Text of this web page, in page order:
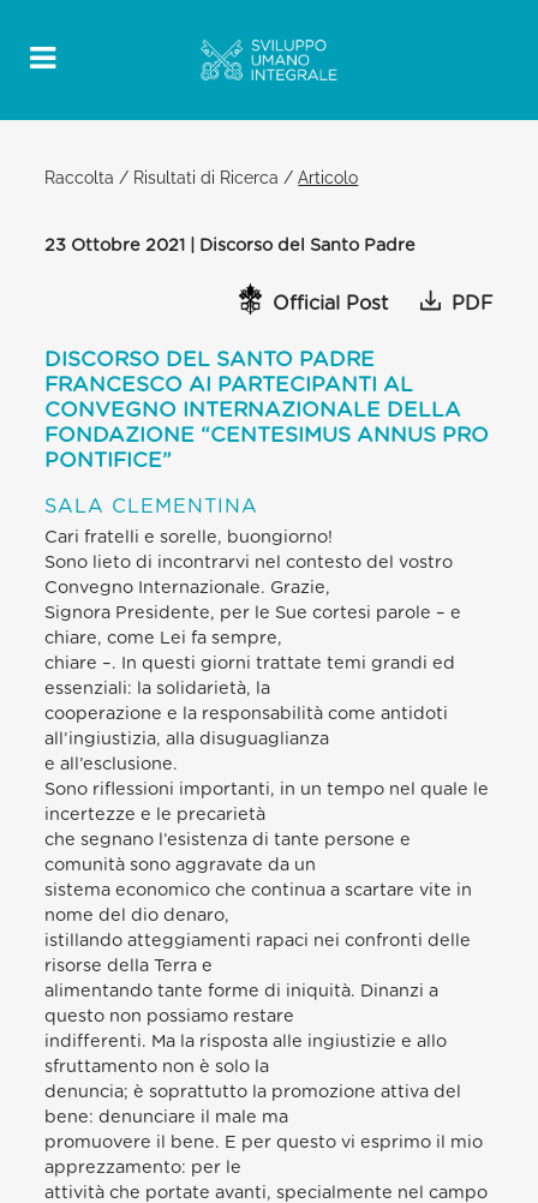
Raccolta / Risultati di Ricerca /Articolo
23 Ottobre 2021 | Discorso del Santo Padre
Official Post PDF
DISCORSO DEL SANTO PADRE
FRANCESCO AI PARTECIPANTI AL
CONVEGNO INTERNAZIONALE DELLA
FONDAZIONE “CENTESIMUS ANNUS PRO
PONTIFICE”
SALA CLEMENTINA
Cari fratelli e sorelle, buongiorno!
Sono lieto di incontrarvi nel contesto del vostro
Convegno Internazionale. Grazie,
Signora Presidente, per le Sue cortesi parole – e
chiare, come Lei fa sempre,
chiare –. In questi giorni trattate temi grandi ed
essenziali: la solidarietà, la
cooperazione e la responsabilità come antidoti
all’ingiustizia, alla disuguaglianza
e all’esclusione.
Sono riflessioni importanti, in un tempo nel quale le
incertezze e le precarietà
che segnano l’esistenza di tante persone e
comunità sono aggravate da un
sistema economico che continua a scartare vite in
nome del dio denaro,
istillando atteggiamenti rapaci nei confronti delle
risorse della Terra e
alimentando tante forme di iniquità. Dinanzi a
questo non possiamo restare
indifferenti. Ma la risposta alle ingiustizie e allo
sfruttamento non è solo la
denuncia; è soprattutto la promozione attiva del
bene: denunciare il male ma
promuovere il bene. E per questo vi esprimo il mio
apprezzamento: per le
attività che portate avanti, specialmente nel campo